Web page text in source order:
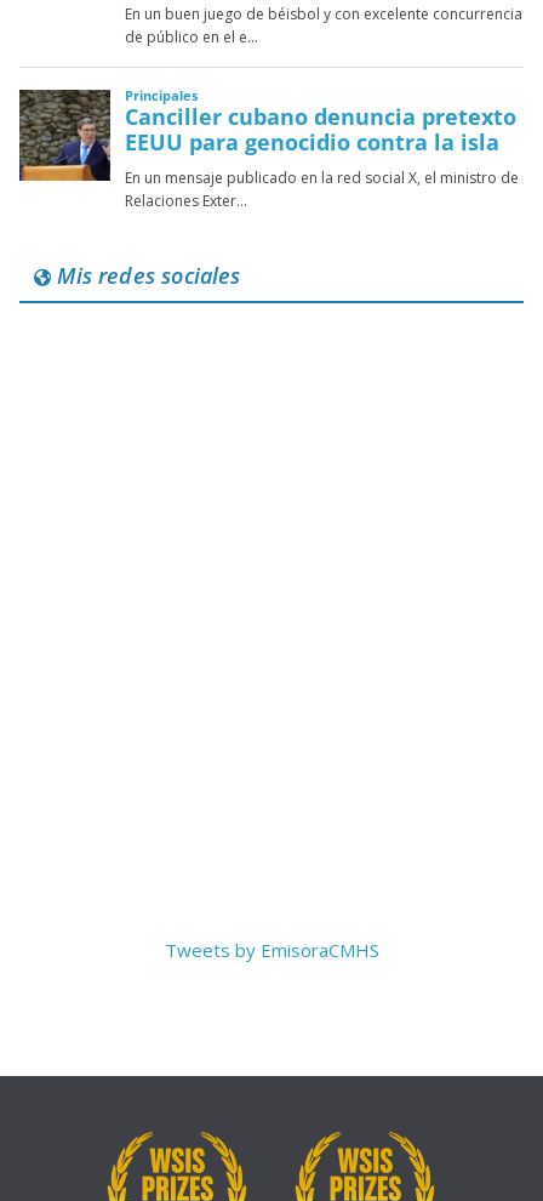
Mis redes sociales
Tweets by EmisoraCMHS